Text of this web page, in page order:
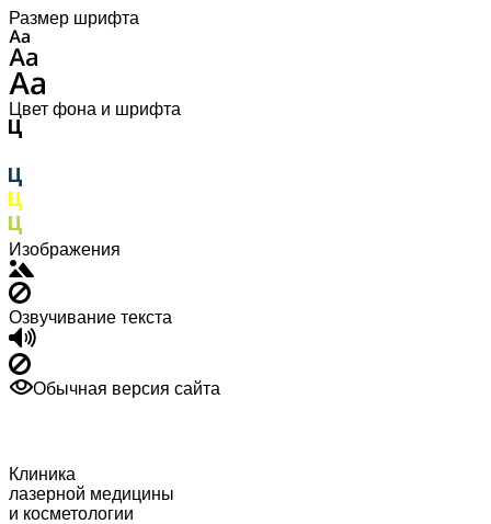
Размер шрифта
Цвет фона и шрифта
Изображения
Озвучивание текста
Обычная версия сайта
Клиника
лазерной медицины
и косметологии